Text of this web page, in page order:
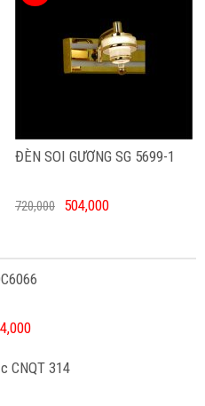
ĐÈN SOI GƯƠNG SG 5699-1
720,000 504,000
CNQT 314